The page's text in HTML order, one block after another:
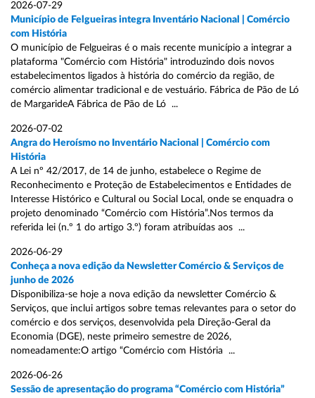
2026-07-29
Município de Felgueiras integra Inventário Nacional | Comércio
com História
O município de Felgueiras é o mais recente município a integrar a
plataforma "Comércio com História" introduzindo dois novos
estabelecimentos ligados à história do comércio da região, de
comércio alimentar tradicional e de vestuário. Fábrica de Pão de Ló
de MargarideA Fábrica de Pão de Ló ...
2026-07-02
Angra do Heroísmo no Inventário Nacional | Comércio com
História
A Lei nº 42/2017, de 14 de junho, estabelece o Regime de
Reconhecimento e Proteção de Estabelecimentos e Entidades de
Interesse Histórico e Cultural ou Social Local, onde se enquadra o
projeto denominado “Comércio com História”.Nos termos da
referida lei (n.º 1 do artigo 3.º) foram atribuídas aos ...
2026-06-29
Conheça a nova edição da Newsletter Comércio & Serviços de
junho de 2026
Disponibiliza-se hoje a nova edição da newsletter Comércio &
Serviços, que inclui artigos sobre temas relevantes para o setor do
comércio e dos serviços, desenvolvida pela Direção-Geral da
Economia (DGE), neste primeiro semestre de 2026,
nomeadamente:O artigo “Comércio com História ...
2026-06-26
Sessão de apresentação do programa “Comércio com História”